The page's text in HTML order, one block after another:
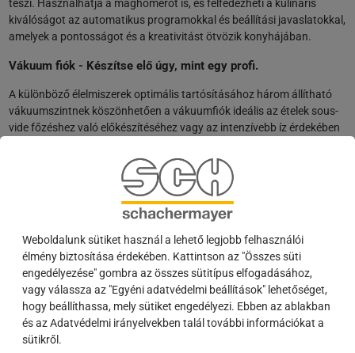
Weboldalunk sütiket használ a lehető legjobb felhasználói
élmény biztosítása érdekében. Kattintson az "Összes süti
engedélyezése" gombra az összes sütitípus elfogadásához,
vagy válassza az "Egyéni adatvédelmi beállítások" lehetőséget,
hogy beállíthassa, mely sütiket engedélyezi. Ebben az ablakban
és az Adatvédelmi irányelvekben talál további információkat a
sütikről.
teszi. Használhatja a maghőmérőt is, és felfedezheti a kulináris
kiválóságot az automatikus programokkal és beállítási javaslatokkal,
amelyek a pontosságot és a kreativitást ötvözik konyhájában.
Vákuum fiók - Készítse elő úgy, mint egy profi.
A különböző élelmiszerek optimális tartósításához három állítható
vákuumszintnek köszönhetően a vákuumfiók ideális az ételek sous-
vide főzéshez való előkészítéséhez vagy az intenzívebb íz érdekében
üvegek és palackok is újra lezárhatók.
A push-to-open funkciónak köszönhetően csak egy gyors nyomásra
van szükség, és a melegítőfiók feltárja az üvegből és rozsdamentes
acélból készült elegáns és higiénikus belső teret.
Teljesen automata kávéfőző - Tökéletesített kávé
Készítse el a tökéletes kávét - ahogyan Ön szeretné. Két lehetőséged
van: a klasszikus üzemmód a gyors, egyszerű elkészítéshez és az új
barista üzemmód a professzionális szintű kávékészítéshez. Amint a
Barista módban beállítja a babok pörkölési szintjét, a gép
automatikusan beállítja az őrlést és más változókat. Ezek az